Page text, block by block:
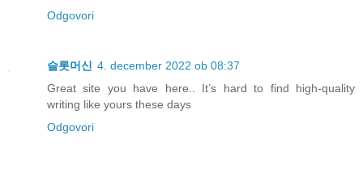
Odgovori
슬롯머신
4. december 2022 ob 08:37
Great site you have here.. It’s hard to find high-quality
writing like yours these days
Odgovori